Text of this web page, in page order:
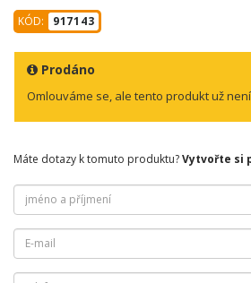
KÓD: 917143
Prodáno
Omlouváme se, ale tento produkt už
Máte dotazy k tomuto produktu?Vytvořte si